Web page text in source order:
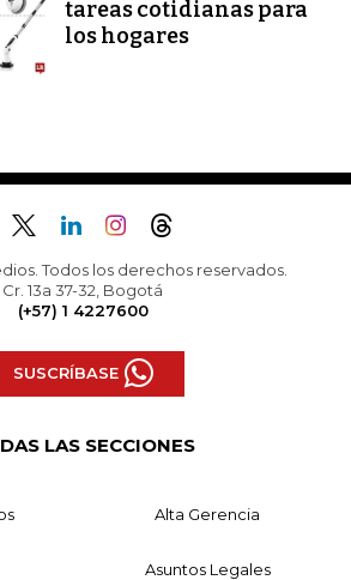
tareas cotidianas para
los hogares
Todos los derechos reservados.
Cr. 13a 37-32, Bogotá
(+57) 1 4227600
SUSCRÍBASE
LAS SECCIONES
Alta Gerencia
Asuntos Legales